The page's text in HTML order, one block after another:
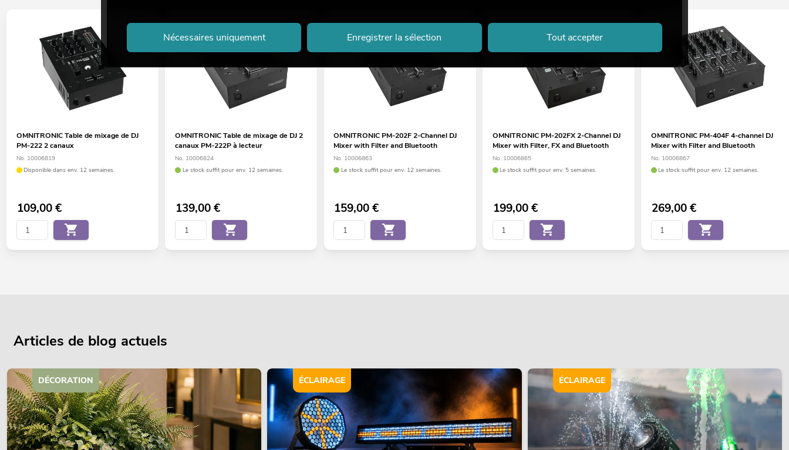
OMNITRONIC Table de mixage de DJ
PM-222 2 canaux
No. 10006819
Disponible dans env. 12 semaines.
109,00€
OMNITRONIC Table de mixage de DJ 2
canaux PM-222P à lecteur
No. 10006824
Le stock suffit pour env. 12 semaines.
139,00€
OMNITRONIC PM-202F 2-Channel DJ
Mixer with Filter and Bluetooth
No. 10006863
Le stock suffit pour env. 12 semaines.
159,00€
OMNITRONIC PM-202FX 2-Channel DJ
Mixer with Filter, FX and Bluetooth
No. 10006865
Le stock suffit pour env. 5 semaines.
199,00€
OMNITRONIC PM-404F 4-channel DJ
Mixer with Filter and Bluetooth
No. 10006867
Le stock suffit pour env. 12 semaines.
269,00€
Articles de blog actuels
DÉCORATION ÉCLAIRAGE ÉCLAIRAGE
Nécessaires uniquement Enregistrer la sélection Tout accepter